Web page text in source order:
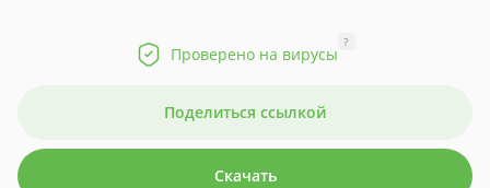
Проверено на вирусы
?
Поделиться ссылкой
Скачать